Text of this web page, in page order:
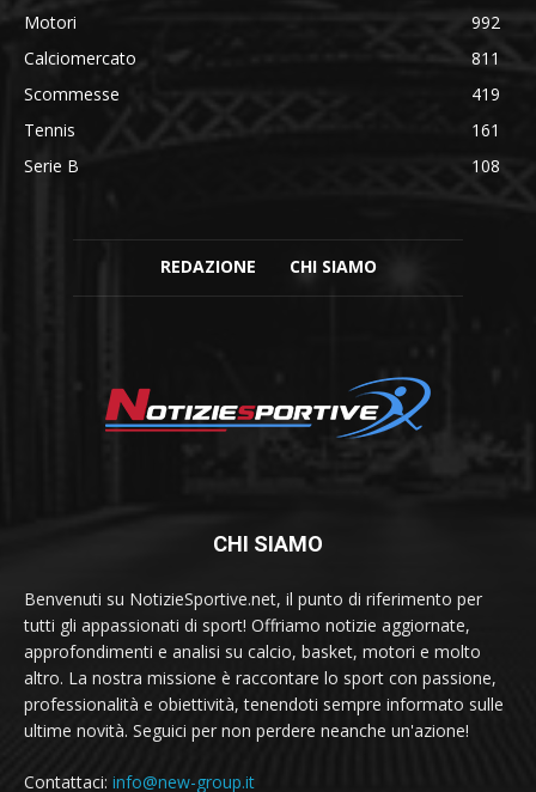
Motori
992
Calciomercato
811
Scommesse
419
Tennis
161
Serie B
108
REDAZIONE CHI SIAMO
CHI SIAMO
Benvenuti su NotizieSportive.net, il punto di riferimento per
tutti gli appassionati di sport! Offriamo notizie aggiornate,
approfondimenti e analisi su calcio, basket, motori e molto
altro. La nostra missione è raccontare lo sport con passione,
professionalità e obiettività, tenendoti sempre informato sulle
ultime novità. Seguici per non perdere neanche un'azione!
Contattaci: info@new-group.it